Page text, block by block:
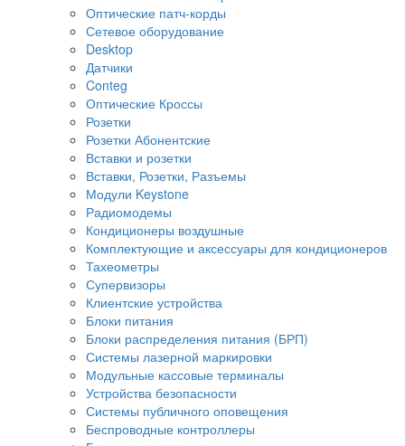
Оптические патч-корды
Сетевое оборудование
Desktop
Датчики
Conteg
Оптические Кроссы
Розетки
Розетки Абонентские
Вставки и розетки
Вставки, Розетки, Разъемы
Модули Keystone
Радиомодемы
Кондиционеры воздушные
Комплектующие и аксессуары для кондиционеров
Тахеометры
Супервизоры
Клиентские устройства
Блоки питания
Блоки распределения питания (БРП)
Системы лазерной маркировки
Модульные кассовые терминалы
Устройства безопасности
Системы публичного оповещения
Беспроводные контроллеры